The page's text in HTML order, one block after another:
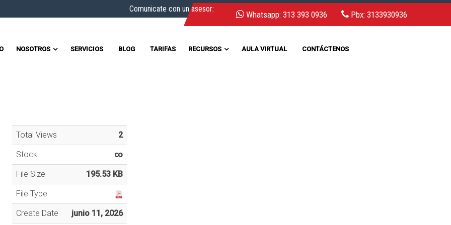
Comunicate con un asesor:
Whatsapp: 313 393 0936 Pbx: 3133930936
NOSOTROS SERVICIOS BLOG TARIFAS RECURSOS AULA VIRTUAL CONTÁCTENOS
Total Views 2
Stock ∞
File Size 195.53 KB
File Type
Create Date junio 11, 2026